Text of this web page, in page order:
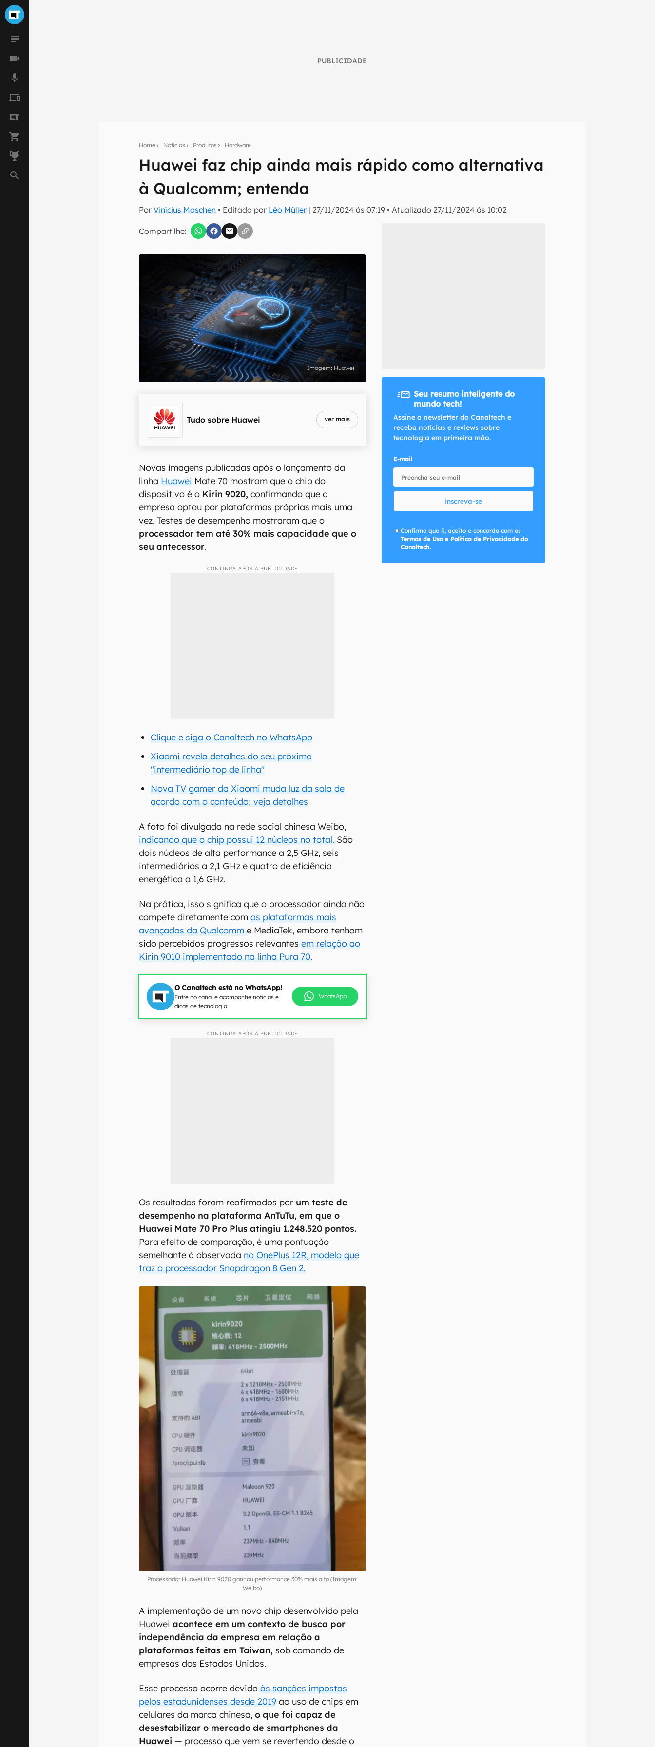
PUBLICIDADE
Home Notícias Produtos Hardware
Huawei faz chip ainda mais rápido como alternativa
à Qualcomm; entenda
PorVinícius Moschen • Editado por Léo Müller | 27/11/2024 às 07:19 •Atualizado 27/11/2024 às 10:02
Compartilhe:
Seu resumo inteligente do mundo tech!
Assine a newsletter do Canaltech e receba notícias e reviews sobre tecnologia em primeira
inscreva-se
Confirmo que li, aceito e concordo com os Termos de Uso e Política de Privacidade do Canaltech.
Huawei
Tudo sobre Huawei ver mais
Novas imagens publicadas após o lançamento da
linha Huawei Mate 70 mostram que o chip do
dispositivo é o Kirin 9020, confirmando que a
empresa optou por plataformas próprias mais uma
vez. Testes de desempenho mostraram que o
processador tem até 30% mais capacidade que o
seu antecessor.
CONTINUA APÓS A PUBLICIDADE
Clique e siga o Canaltech no WhatsApp
Xiaomi revela detalhes do seu próximo
"intermediário top de linha"
Nova TV gamer da Xiaomi muda luz da sala de
acordo com o conteúdo; veja detalhes
A foto foi divulgada na rede social chinesa Weibo,
indicando que o chip possui 12 núcleos no total. São
dois núcleos de alta performance a 2,5 GHz, seis
intermediários a 2,1 GHz e quatro de eficiência
energética a 1,6 GHz.
Na prática, isso significa que o processador ainda não
compete diretamente comas plataformas mais
avançadas da Qualcomme MediaTek, embora tenham
sido percebidos progressos relevantesem relação ao
Kirin 9010 implementado na linha Pura 70.
O Canaltech está no WhatsApp!
Entre no canal e acompanhe notícias e
dicas de tecnologia
WhatsApp
CONTINUA APÓS A PUBLICIDADE
Os resultados foram reafirmados por um teste de
desempenho na plataforma AnTuTu, em que o
Huawei Mate 70 Pro Plus atingiu 1.248.520 pontos.
Para efeito de comparação, é uma pontuação
semelhante à observada no OnePlus 12R, modelo que
traz o processador Snapdragon 8 Gen 2.
Processador Huawei Kirin 9020 ganhou performance 30% mais alta (Imagem:
Weibo)
A implementação de um novo chip desenvolvido pela
Huaweiacontece em um contexto de busca por
independência da empresa em relação a
plataformas feitas em Taiwan, sob comando de
empresas dos Estados Unidos.
Esse processo ocorre devidoàs sanções impostas
pelos estadunidenses desde 2019 ao uso de chips em
celulares da marca chinesa, o que foi capaz de
desestabilizar o mercado de smartphones da
Huawei — processo que vem se revertendo desde o
Seu resumo inteligente do
mundo tech!
Assine a newsletter do Canaltech e
receba notícias e reviews sobre
tecnologia em primeira mão.
E-mail
inscreva-se
Confirmo que li, aceito e concordo com os
Termos de Uso e Política de Privacidade do
Canaltech.